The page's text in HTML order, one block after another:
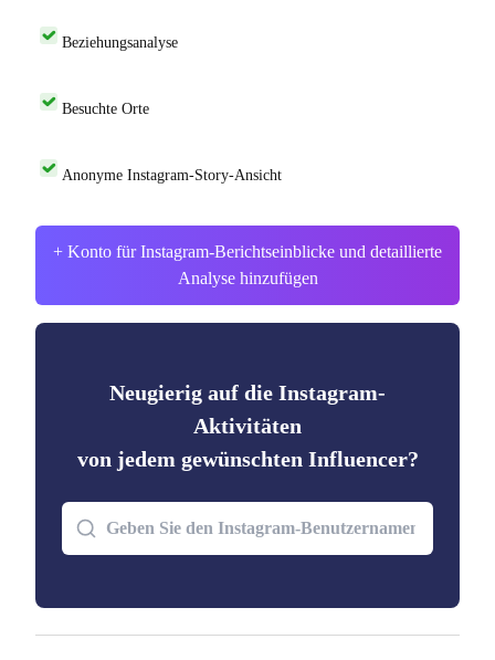
Beziehungsanalyse
Besuchte Orte
Anonyme Instagram-Story-Ansicht
+ Konto für Instagram-Berichtseinblicke und detaillierte
Analyse hinzufügen
Neugierig auf die Instagram-
Aktivitäten
von jedem gewünschten Influencer?